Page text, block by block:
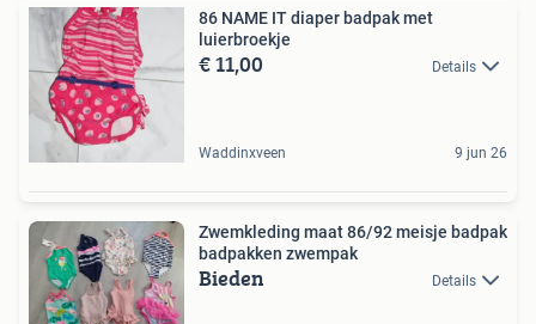
86 NAME IT diaper badpak met
luierbroekje
€ 11,00 Details
Waddinxveen 9 jun 26
Zwemkleding maat 86/92 meisje badpak
badpakken zwempak
Bieden Details